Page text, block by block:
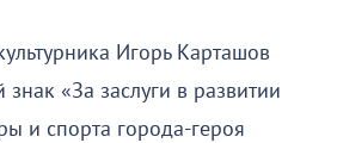
Игорь Карташов
«За заслуги в развитии
и спорта города-героя